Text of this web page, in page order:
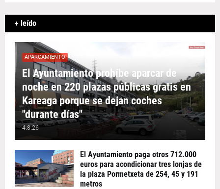
+ leído
APARCAMIENTO
El Ayuntamiento prohíbe aparcar de
noche en 220 plazas públicas gratis en
Kareaga porque se dejan coches
"durante días"
4.8.26
El Ayuntamiento paga otros 712.000
euros para acondicionar tres lonjas de
la plaza Pormetxeta de 254, 45 y 191
metros